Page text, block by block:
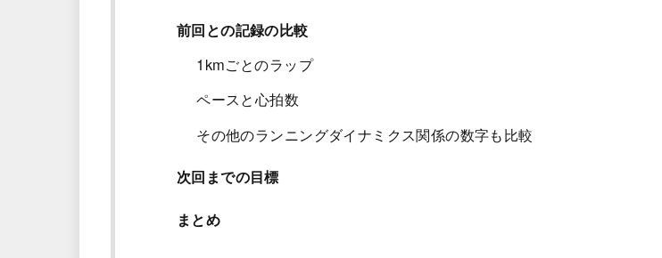
前回との記録の比較
1kmごとのラップ
ペースと心拍数
その他のランニングダイナミクス関係の数字も比較
次回までの目標
まとめ